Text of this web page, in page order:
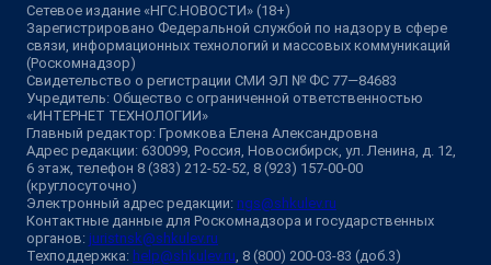
Сетевое издание «НГС.НОВОСТИ» (18+)
Зарегистрировано Федеральной службой по надзору в сфере
связи, информационных технологий и массовых коммуникаций
(Роскомнадзор)
Свидетельство о регистрации СМИ ЭЛ № ФС 77—84683
Учредитель: Общество с ограниченной ответственностью
«ИНТЕРНЕТ ТЕХНОЛОГИИ»
Главный редактор: Громкова Елена Александровна
Адрес редакции: 630099, Россия, Новосибирск, ул. Ленина, д. 12,
6 этаж, телефон 8 (383) 212-52-52, 8 (923) 157-00-00
(круглосуточно)
Электронный адрес редакции: ngs@shkulev.ru
Контактные данные для Роскомнадзора и государственных
органов: juristnsk@shkulev.ru
Техподдержка: help@shkulev.ru , 8 (800) 200-03-83 (доб.3)